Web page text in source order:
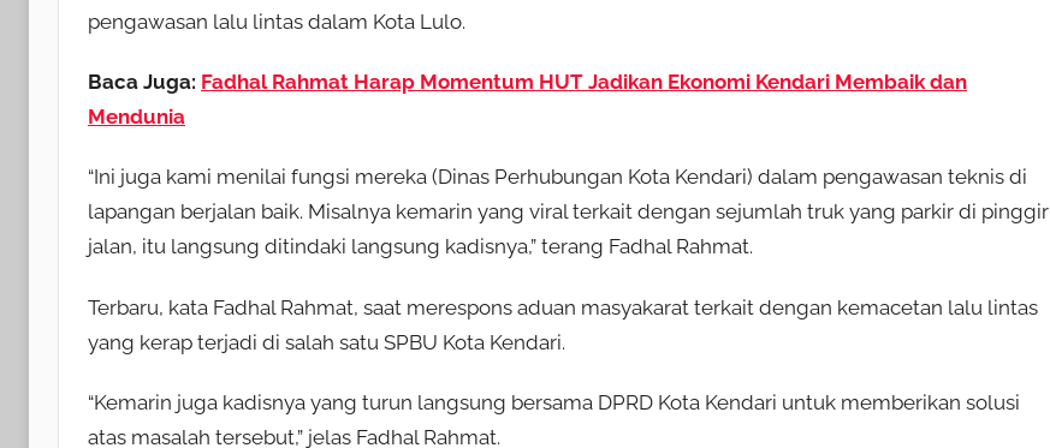
pengawasan lalu lintas dalam Kota Lulo.
Baca Juga: Fadhal Rahmat Harap Momentum HUT Jadikan Ekonomi Kendari Membaik dan
Mendunia
“Ini juga kami menilai fungsi mereka (Dinas Perhubungan Kota Kendari) dalam pengawasan teknis di
lapangan berjalan baik. Misalnya kemarin yang viral terkait dengan sejumlah truk yang parkir di pinggir
jalan, itu langsung ditindaki langsung kadisnya,” terang Fadhal Rahmat.
Terbaru, kata Fadhal Rahmat, saat merespons aduan masyakarat terkait dengan kemacetan lalu lintas
yang kerap terjadi di salah satu SPBU Kota Kendari.
“Kemarin juga kadisnya yang turun langsung bersama DPRD Kota Kendari untuk memberikan solusi
atas masalah tersebut,” jelas Fadhal Rahmat.